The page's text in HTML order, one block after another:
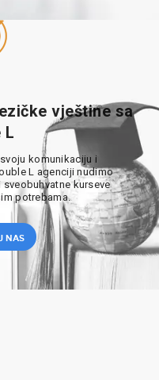
vještine sa
L
komunikaciju i
L agenciji nudimo
kurseve
potrebama.
NAS